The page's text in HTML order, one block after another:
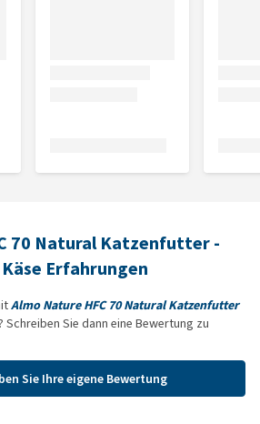
70 Natural Katzenfutter -
Erfahrungen
Almo Nature HFC 70 Natural Katzenfutter
Schreiben Sie dann eine Bewertung zu
Sie Ihre eigene Bewertung